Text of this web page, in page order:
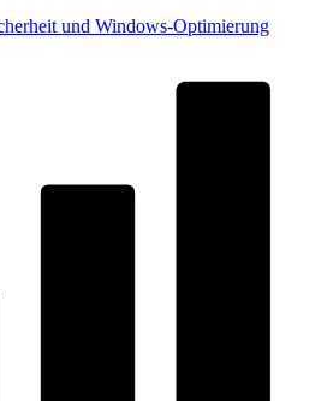
und Windows-Optimierung